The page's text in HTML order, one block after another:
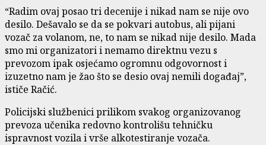
“Radim ovaj posao tri decenije i nikad nam se nije ovo
desilo. Dešavalo se da se pokvari autobus, ali pijani
vozač za volanom, ne, to nam se nikad nije desilo. Mada
smo mi organizatori i nemamo direktnu vezu s
prevozom ipak osjećamo ogromnu odgovornost i
izuzetno nam je žao što se desio ovaj nemili događaj”,
ističe Račić.
Policijski službenici prilikom svakog organizovanog
prevoza učenika redovno kontrolišu tehničku
ispravnost vozila i vrše alkotestiranje vozača.